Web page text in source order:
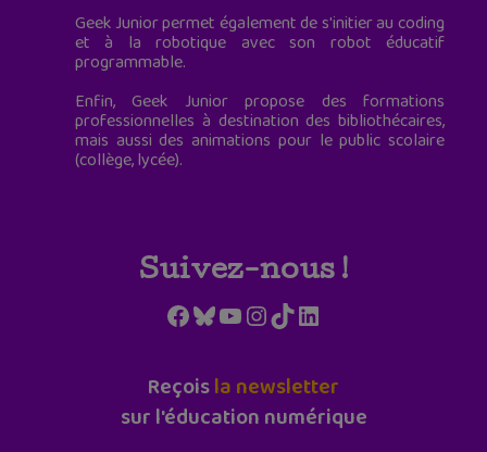
Geek Junior permet également de s'initier au coding
et à la robotique avec son robot éducatif
programmable.
Enfin, Geek Junior propose des formations
professionnelles à destination des bibliothécaires,
mais aussi des animations pour le public scolaire
(collège, lycée).
Suivez-nous !
Facebook
Bluesky
YouTube
Instagram
TikTokLinkedIn
Reçoisla newsletter
sur l'éducation numérique